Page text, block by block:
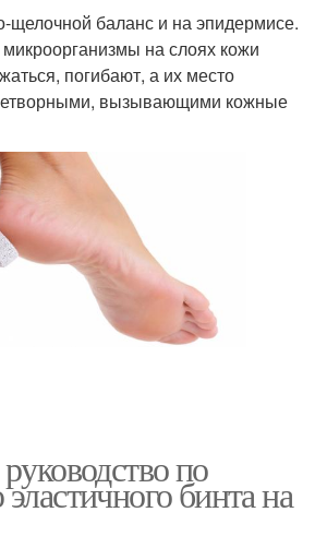
щелочной баланс и на эпидермисе.
на слоях кожи
погибают, а их место
вызывающими кожные
по
бинта на